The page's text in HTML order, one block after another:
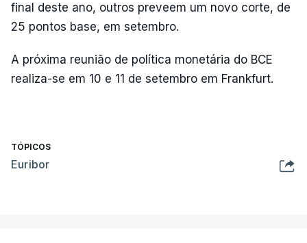
final deste ano, outros preveem um novo corte, de
25 pontos base, em setembro.
A próxima reunião de política monetária do BCE
realiza-se em 10 e 11 de setembro em Frankfurt.
TÓPICOS
Euribor